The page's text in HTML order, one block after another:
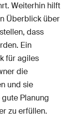
Weiterhin hilft
Überblick über
dass
Ein
für agiles
die
und sie
Planung
zu erfüllen.